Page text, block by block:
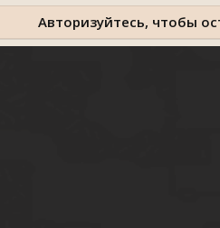
Авторизуйтесь, чтобы